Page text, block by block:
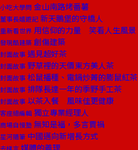
小吃大學問 金山南路烤番薯
董事長嬉遊記 新天鵝堡的守橋人
重新看世界 用信仰的力量 笑看人生風景
發現酷建築 創傷建築
封面故事 遇見超好茶
封面故事 野草裡的天價東方美人茶
封面故事 松鼠播種、電鍋炒菁的膨鼠紅茶
封面故事 排隊長達一年的季野手工茶
封面故事 以茶入餐 風味佳更健康
客座總編輯 獨立專業經理人
商場自慢塾 無知是福，多言賈禍
星河隨筆 中國邁向新增長方式
媒體的義理